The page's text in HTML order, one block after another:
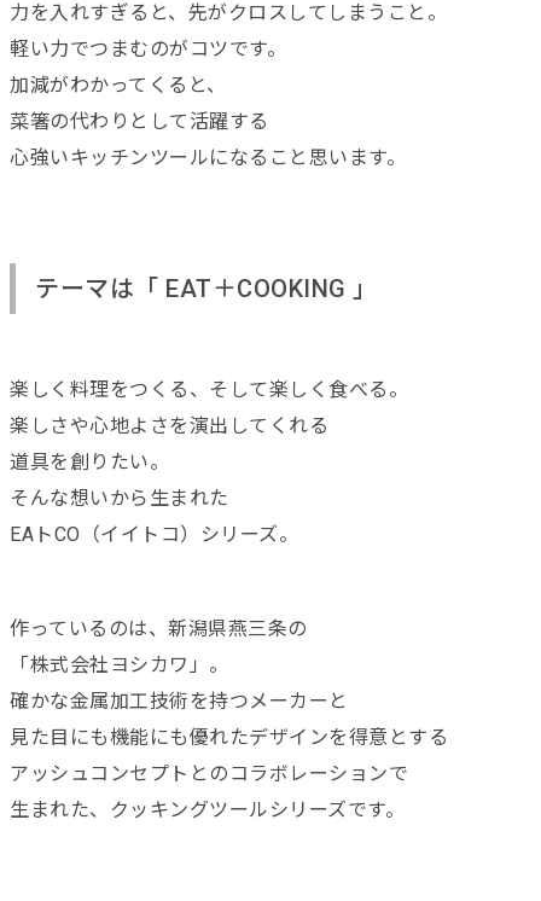
力を入れすぎると、先がクロスしてしまうこと。
軽い力でつまむのがコツです。
加減がわかってくると、
菜箸の代わりとして活躍する
心強いキッチンツールになること思います。
テーマは「 EAT＋COOKING 」
楽しく料理をつくる、そして楽しく食べる。
楽しさや心地よさを演出してくれる
道具を創りたい。
そんな想いから生まれた
EAトCO（イイトコ）シリーズ。
作っているのは、新潟県燕三条の
「株式会社ヨシカワ」。
確かな金属加工技術を持つメーカーと
見た目にも機能にも優れたデザインを得意とする
アッシュコンセプトとのコラボレーションで
生まれた、クッキングツールシリーズです。